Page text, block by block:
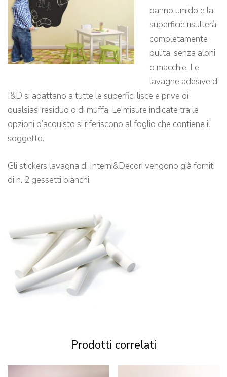
panno umido e la
superficie risulterà
completamente
pulita, senza aloni
o macchie. Le
lavagne adesive di
I&D si adattano a tutte le superfici lisce e prive di
qualsiasi residuo o di muffa. Le misure indicate tra le
opzioni d’acquisto si riferiscono al foglio che contiene il
soggetto.
Gli stickers lavagna di Interni&Decori vengono già forniti
di n. 2 gessetti bianchi.
Prodotti correlati